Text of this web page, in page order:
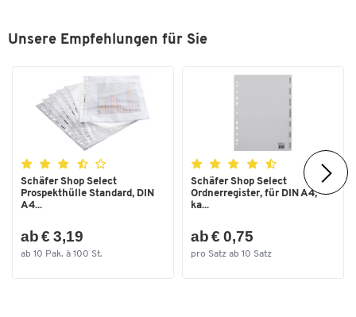
Unsere Empfehlungen für Sie
Schäfer Shop Select
Prospekthülle Standard, DIN
A4...
ab € 3,19
ab 10 Pak. à 100 St.
Schäfer Shop Select
Ordnerregister, für DIN A4,
ka...
ab € 0,75
pro Satz ab 10 Satz